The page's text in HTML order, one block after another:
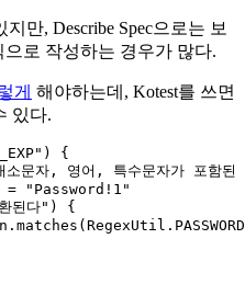
만, Describe Spec으로는 보
으로 작성하는 경우가 많다.
게 해야하는데, Kotest를 쓰면
있다.
) {
소문자, 영어, 특수문자가 포함
=
"Password!1"
된다" ) {
matches